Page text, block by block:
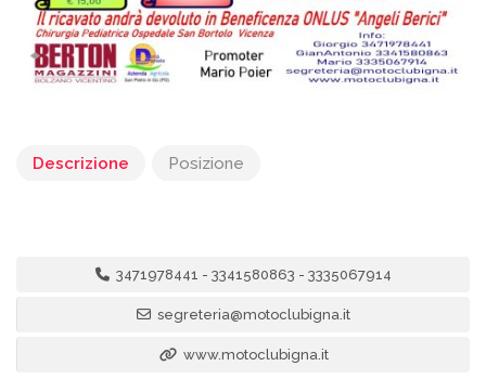
Descrizione Posizione
3471978441 - 3341580863 - 3335067914
segreteria@motoclubigna.it
www.motoclubigna.it